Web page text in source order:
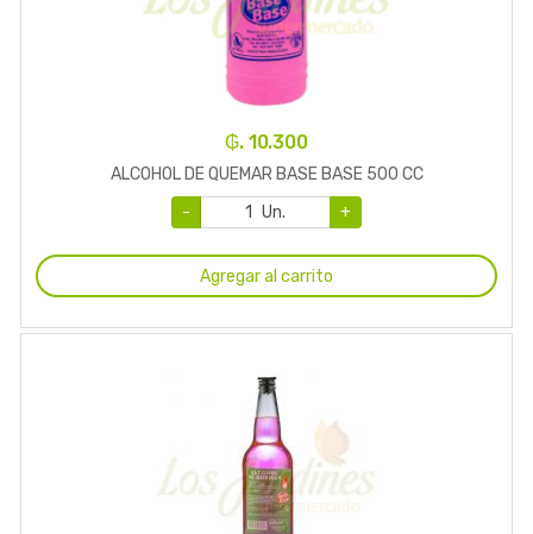
₲. 10.300
ALCOHOL DE QUEMAR BASE BASE 500 CC
-
Un. +
Agregar al carrito